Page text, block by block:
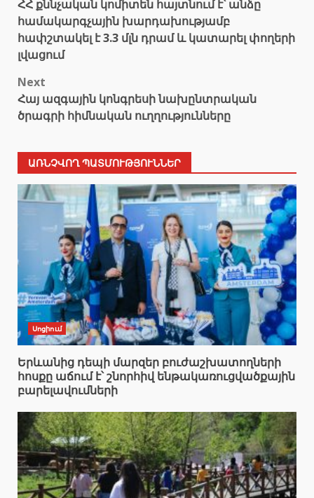
navigation
ՀՀ քննչական կոմիտեն հայտնում է՝ անձը
համակարգչային խարդախությամբ
հափշտակել է 3.3 մլն դրամ և կատարել փողերի
լվացում
Next
Հայ ազգային կոնգրեսի նախընտրական
ծրագրի հիմնական ուղղությունները
ԱՌՆՉՎՈՂ ՊԱՏՄՈՒԹՅՈՒՆՆԵՐ
Սոցիում
Երևանից դեպի մարզեր բուժաշխատողների
հոսքը աճում է՝ շնորհիվ ենթակառուցվածքային
բարելավումների